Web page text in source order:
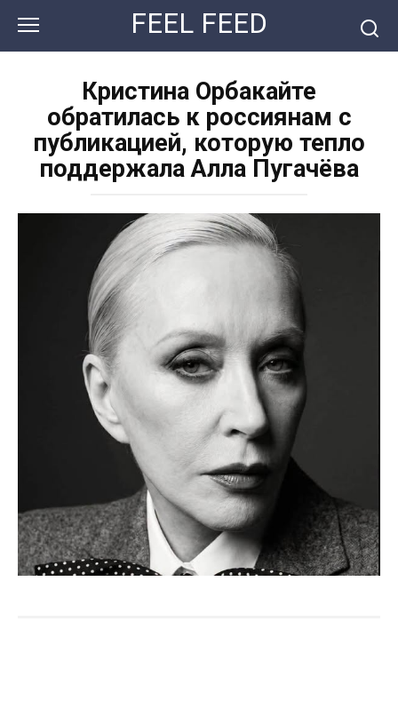
контенту
FEEL FEED
Кристина Орбакайте
обратилась к россиянам с
публикацией, которую тепло
поддержала Алла Пугачёва